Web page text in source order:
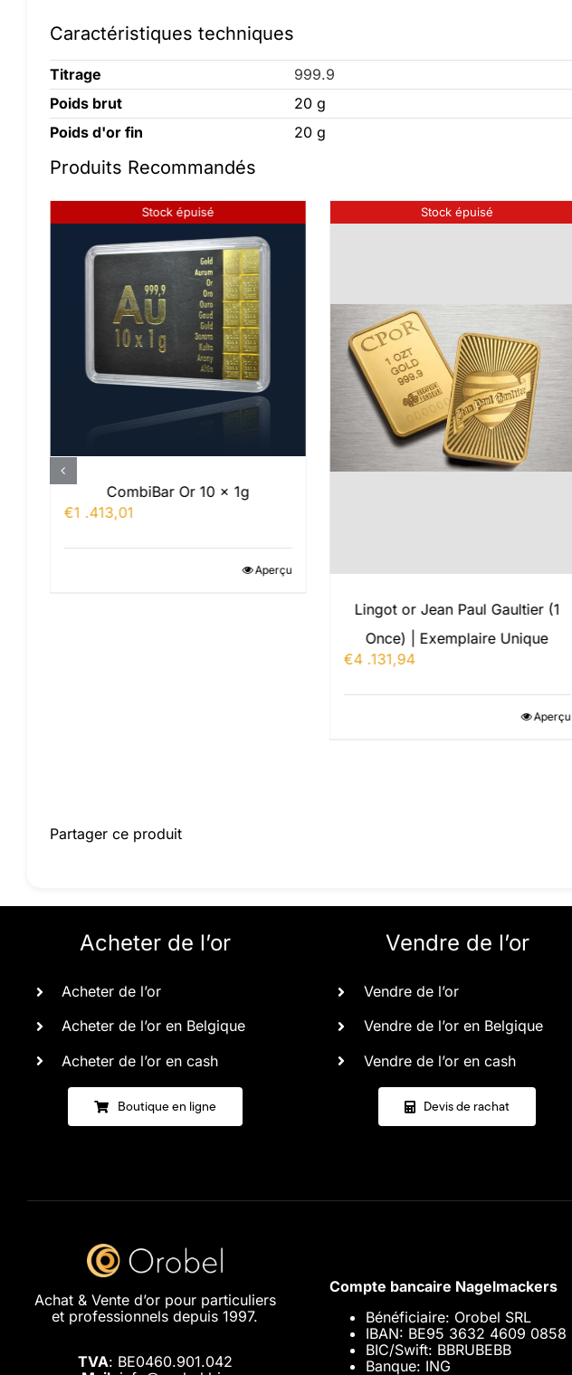
Caractéristiques techniques
Titrage
999.9
Poids brut
20 g
Poids d'or fin
20 g
Produits Recommandés
Stock épuisé
CombiBar Or 10 x 1g
€1 .413,01
Aperçu
Stock épuisé
Lingot or Jean Paul Gaultier (1
Once) | Exemplaire Unique
€4 .131,94
Aperçu
Partager ce produit
Acheter de l’or
Acheter de l’or
Acheter de l’or en Belgique
Acheter de l’or en cash
Boutique en ligne
Vendre de l’or
Vendre de l’or
Vendre de l’or en Belgique
Vendre de l’or en cash
Devis de rachat
Achat & Vente d’or pour particuliers
et professionnels depuis 1997.
TVA: BE0460.901.042
Compte bancaire Nagelmackers
Bénéficiaire: Orobel SRL
IBAN: BE95 3632 4609 0858
BIC/Swift: BBRUBEBB
Banque: ING